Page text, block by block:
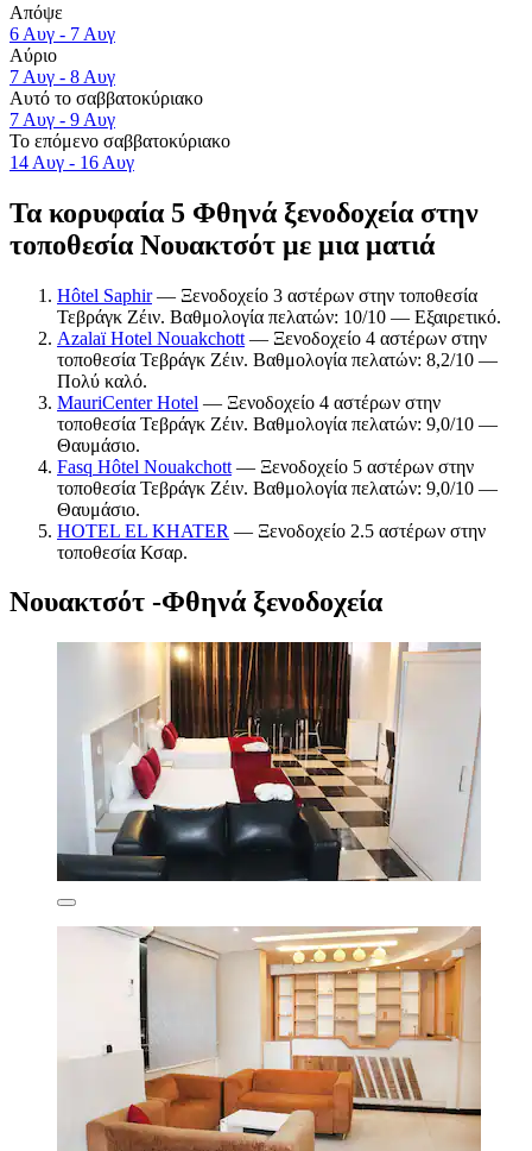
Απόψε
6 Αυγ - 7 Αυγ
Αύριο
7 Αυγ - 8 Αυγ
Αυτό το σαββατοκύριακο
7 Αυγ - 9 Αυγ
Το επόμενο σαββατοκύριακο
14 Αυγ - 16 Αυγ
Τα κορυφαία 5 Φθηνά ξενοδοχεία στην
τοποθεσία Νουακτσότ με μια ματιά
Hôtel Saphir— Ξενοδοχείο 3 αστέρων στην τοποθεσία
Τεβράγκ Ζέιν. Βαθμολογία πελατών: 10/10 — Εξαιρετικό.
Azalaï Hotel Nouakchott — Ξενοδοχείο 4 αστέρων στην
τοποθεσία Τεβράγκ Ζέιν. Βαθμολογία πελατών: 8,2/10 —
Πολύ καλό.
MauriCenter Hotel — Ξενοδοχείο 4 αστέρων στην
τοποθεσία Τεβράγκ Ζέιν. Βαθμολογία πελατών: 9,0/10 —
Θαυμάσιο.
Fasq Hôtel Nouakchott — Ξενοδοχείο 5 αστέρων στην
τοποθεσία Τεβράγκ Ζέιν. Βαθμολογία πελατών: 9,0/10 —
Θαυμάσιο.
HOTEL EL KHATER — Ξενοδοχείο 2.5 αστέρων στην
τοποθεσία Κσαρ.
Νουακτσότ -Φθηνά ξενοδοχεία